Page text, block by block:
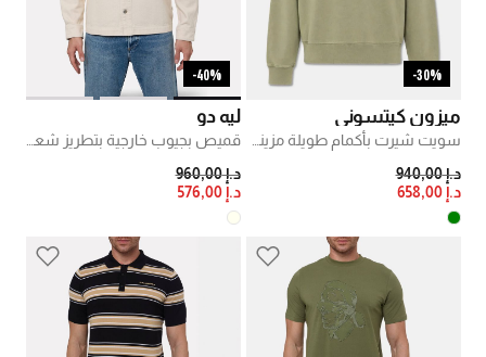
30%-
ميزون كيتسوني
PRICE REDUCED FROM
د.إ 940,00
د.إ 658,00
40%-
ليه دو
PRICE REDUCED FROM
د.إ 960,00
TO
د.إ 576,00